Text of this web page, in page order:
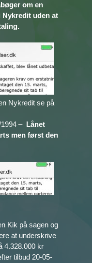
om en
Nykredit uden at
Nykredit se på
– Lånet
men først den
Kik på sagen og
at underskrive
4.328.000 kr
tilbud 20-05-